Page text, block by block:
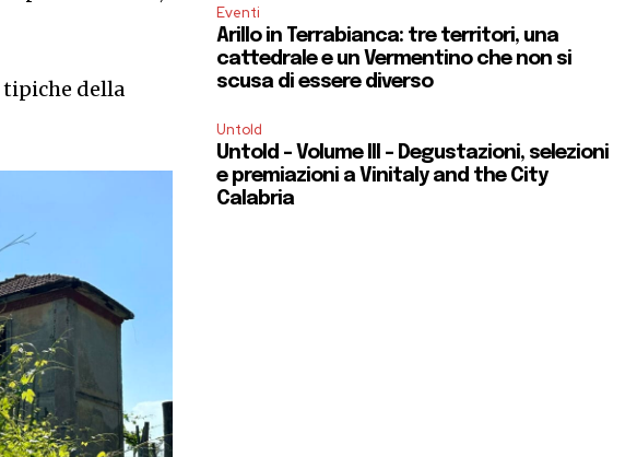
della
Eventi
Arillo in Terrabianca: tre territori, una
cattedrale e un Vermentino che non si
scusa di essere diverso
Untold
Untold – Volume III – Degustazioni, selezioni
e premiazioni a Vinitaly and the City
Calabria